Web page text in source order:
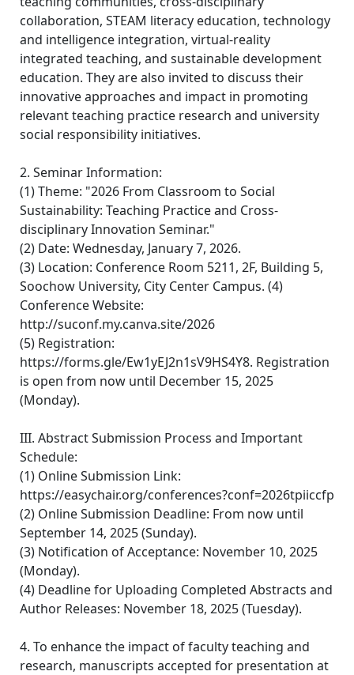
collaboration, STEAM literacy education, technology
and intelligence integration, virtual-reality
integrated teaching, and sustainable development
education. They are also invited to discuss their
innovative approaches and impact in promoting
relevant teaching practice research and university
social responsibility initiatives.
2. Seminar Information:
(1) Theme: "2026 From Classroom to Social
Sustainability: Teaching Practice and Cross-
disciplinary Innovation Seminar."
(2) Date: Wednesday, January 7, 2026.
(3) Location: Conference Room 5211, 2F, Building 5,
Soochow University, City Center Campus. (4)
Conference Website:
http://suconf.my.canva.site/2026
(5) Registration:
https://forms.gle/Ew1yEJ2n1sV9HS4Y8. Registration
is open from now until December 15, 2025
(Monday).
III. Abstract Submission Process and Important
Schedule:
(1) Online Submission Link:
https://easychair.org/conferences?conf=2026tpiiccfp
(2) Online Submission Deadline: From now until
September 14, 2025 (Sunday).
(3) Notification of Acceptance: November 10, 2025
(Monday).
(4) Deadline for Uploading Completed Abstracts and
Author Releases: November 18, 2025 (Tuesday).
4. To enhance the impact of faculty teaching and
research, manuscripts accepted for presentation at